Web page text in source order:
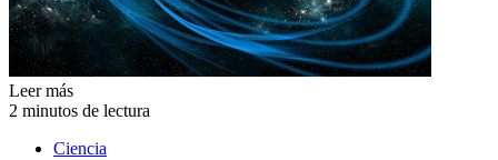
Leer más
2 minutos de lectura
Ciencia